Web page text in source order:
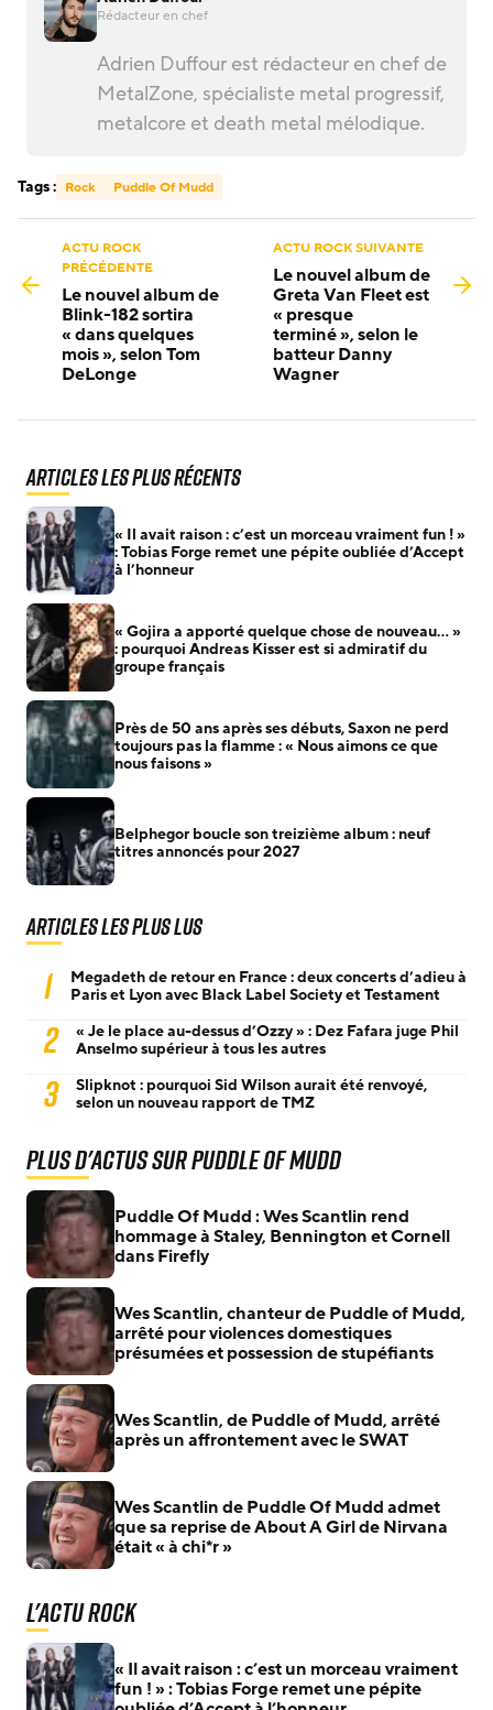
Rédacteur en chef
Adrien Duffour est rédacteur en chef de
MetalZone, spécialiste metal progressif,
metalcore et death metal mélodique.
Tags : Rock Puddle Of Mudd
ACTU ROCK
PRÉCÉDENTE
Le nouvel album de
Blink-182 sortira
« dans quelques
mois », selon Tom
DeLonge
ACTU ROCK SUIVANTE
Le nouvel album de
Greta Van Fleet est
« presque
terminé », selon le
batteur Danny
Wagner
Articles les plus récents
« Il avait raison : c’est un morceau vraiment fun ! »
: Tobias Forge remet une pépite oubliée d’Accept
à l’honneur
« Gojira a apporté quelque chose de nouveau… »
: pourquoi Andreas Kisser est si admiratif du
groupe français
Près de 50 ans après ses débuts, Saxon ne perd
toujours pas la flamme : « Nous aimons ce que
nous faisons »
Belphegor boucle son treizième album : neuf
titres annoncés pour 2027
Articles les plus lus
1
Megadeth de retour en France : deux concerts d’adieu à
Paris et Lyon avec Black Label Society et Testament
2
« Je le place au-dessus d’Ozzy » : Dez Fafara juge Phil
Anselmo supérieur à tous les autres
3
Slipknot : pourquoi Sid Wilson aurait été renvoyé,
selon un nouveau rapport de TMZ
Plus d'actus sur Puddle Of Mudd
Puddle Of Mudd : Wes Scantlin rend
hommage à Staley, Bennington et Cornell
dans Firefly
Wes Scantlin, chanteur de Puddle of Mudd,
arrêté pour violences domestiques
présumées et possession de stupéfiants
Wes Scantlin, de Puddle of Mudd, arrêté
après un affrontement avec le SWAT
Wes Scantlin de Puddle Of Mudd admet
que sa reprise de About A Girl de Nirvana
était « à chi*r »
L'actu Rock
« Il avait raison : c’est un morceau vraiment
fun ! » : Tobias Forge remet une pépite